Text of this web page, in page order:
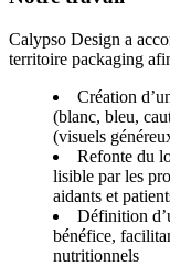
Calypso Design a
territoire packaging
Création
(blanc, bleu,
(visuels
Refonte du
lisible par les
aidants et
Définition
bénéfice,
nutritionnels